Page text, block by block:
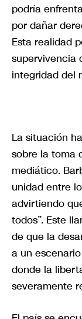
podría
por dañar
Esta realidad
supervivencia
integridad del
La situación
sobre la toma
mediático.
unidad entre
advirtiendo
todos”. Este
de que la
a un
donde la
severamente